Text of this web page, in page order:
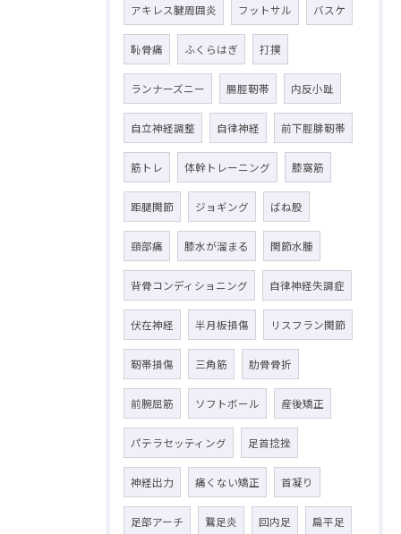
アキレス腱周囲炎 フットサル バスケ
恥骨痛 ふくらはぎ 打撲
ランナーズニー 腸脛靭帯 内反小趾
自立神経調整 自律神経 前下脛腓靭帯
筋トレ 体幹トレーニング 膝窩筋
距腿関節 ジョギング ばね股
頸部痛 膝水が溜まる 関節水腫
背骨コンディショニング 自律神経失調症
伏在神経 半月板損傷 リスフラン関節
靭帯損傷 三角筋 肋骨骨折
前腕屈筋 ソフトボール 産後矯正
パテラセッティング 足首捻挫
神経出力 痛くない矯正 首凝り
足部アーチ 鵞足炎 回内足 扁平足